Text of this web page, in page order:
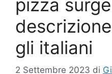
pizza
gli italiani
2 Settembre 2023 di